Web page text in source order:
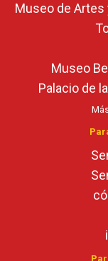
Museo de
Museo
Palacio de